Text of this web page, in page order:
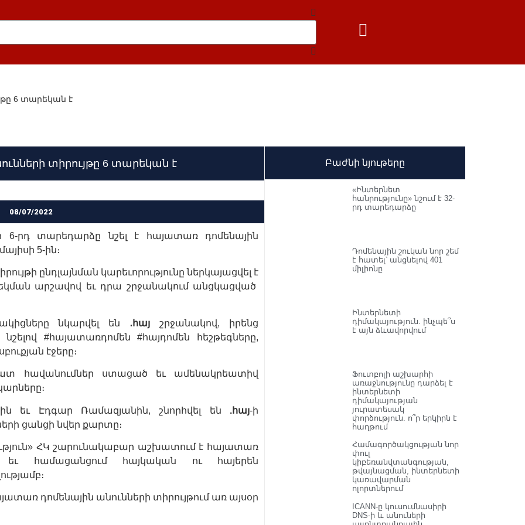
6 տարեկան է
տիրույթը 6 տարեկան է
08/07/2022
6-րդ տարեդարձը նշել է հայատառ դոմենային
5-ին։
ընդլայնման կարեւորությունը ներկայացվել է
արշավով եւ դրա շրջանակում անցկացված
նկարվել են ․հայ շրջանակով, իրենց
#հայատառդոմեն #հայդոմեն հեշթեգները,
էջերը։
հավանումներ ստացած եւ ամենակրեատիվ
եւ Էդգար Ռամազյանին, շնորհվել են .հայ-ի
ցանցի նվեր քարտը։
ՀԿ շարունակաբար աշխատում է հայատառ
եւ համացանցում հայկական ու հայերեն
դոմենային անունների տիրույթում առ այսօր
Բաժնի նյութերը
«Ինտերնետ
հանրությունը» նշում է 32-
րդ տարեդարձը
Դոմենային շուկան նոր շեմ
է հատել՝ անցնելով 401
միլիոնը
Ինտերնետի
դիմակայություն. ինչպե՞ս
է այն ձևավորվում
Ֆուտբոլի աշխարհի
առաջնությունը դարձել է
ինտերնետի
դիմակայության
յուրատեսակ
փորձություն. ո՞ր երկիրն է
հաղթում
Համագործակցության նոր
փուլ
կիբեռանվտանգության,
թվայնացման, ինտերնետի
կառավարման
ոլորտներում
ICANN-ը կուսումնասիրի
DNS-ի և անուների